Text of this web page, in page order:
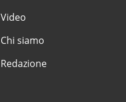
Video
Chi siamo
Redazione